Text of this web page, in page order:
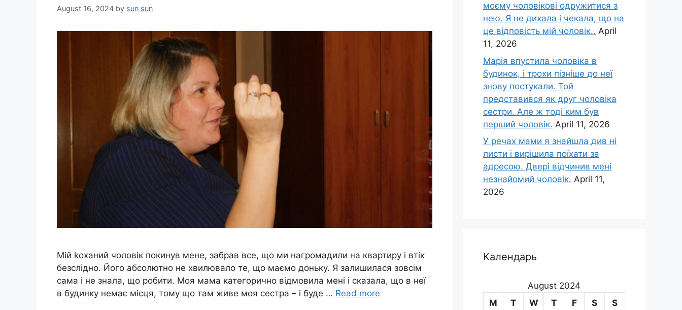
August 16, 2024 by sun sun
Мій kоханий чоловік покинув мене, забрав все, що ми нагромадили на квартиру і втік
безслідно. Його абсолютно не хвилювало те, що маємо доньку. Я залишилася зовсім
сама і не знала, що робити. Моя мама категорично відмовила мені і сказала, що в неї
в будинку немає місця, тому що там живе моя сестра – і буде … Read more
моєму чоловікові одружитися з
нею. Я не дихала і чекала, що на
це відповість мій чоловік.. April
11, 2026
Марія впустила чоловіка в
будинок, і трохи пізніше до неї
знову постукали. Той
представився як друг чоловіка
сестри. Але ж тоді ким був
перший чоловік. April 11, 2026
У речах мами я знайшла див ні
листи і вирішила поїхати за
адресою. Двері відчинив мені
незнайомий чоловік. April 11,
2026
Календарь
August 2024
M
T W T F S S